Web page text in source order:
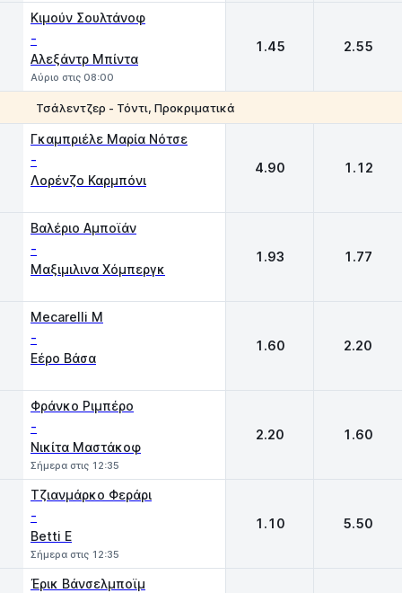
Κιμούν Σουλτάνοφ
-
Αλεξάντρ Μπίντα
Αύριο στις 08:00
1.45 2.55
Τσάλεντζερ - Τόντι, Προκριματικά
Γκαμπριέλε Μαρία Νότσε
-
Λορένζο Καρμπόνι
4.90 1.12
Βαλέριο Αμποϊάν
-
Μαξιμιλινα Χόμπεργκ
1.93 1.77
Mecarelli M
-
Εέρο Βάσα
1.60 2.20
Φράνκο Ριμπέρο
-
Νικίτα Μαστάκοφ
Σήμερα στις 12:35
2.20 1.60
Τζιανμάρκο Φεράρι
-
Betti E
Σήμερα στις 12:35
1.10 5.50
Έρικ Βάνσελμποϊμ